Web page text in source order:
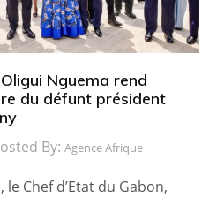
Nguema rend
du défunt président
By: Agence Afrique
le Chef d’Etat du Gabon,